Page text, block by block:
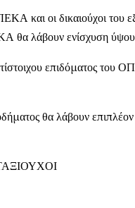
και οι δικαιούχοι του
θα λάβουν ενίσχυση
επιδόματος του
θα λάβουν